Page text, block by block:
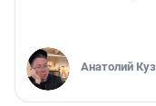
Анатолий